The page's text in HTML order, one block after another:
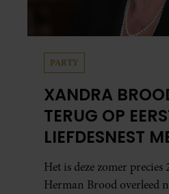
PARTY
XANDRA
TERUG OP
LIEFDESNEST
BROOD: “HIER
GEBOREN”
Het is deze zomer precies
Herman Brood overleed